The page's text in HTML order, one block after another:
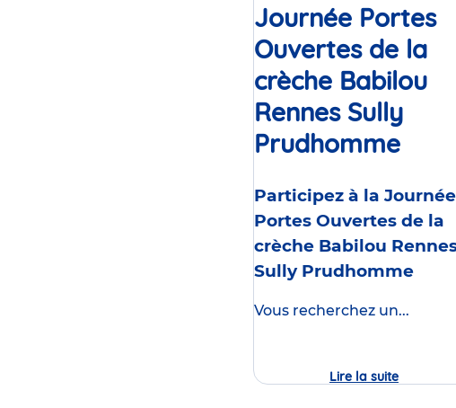
Journée Portes
Ouvertes de la
crèche Babilou
Rennes Sully
Prudhomme
Participez à la Journée
Portes Ouvertes de la
crèche Babilou
Sully Prudhomme
Vous recherchez un...
Lire la suite
Portes